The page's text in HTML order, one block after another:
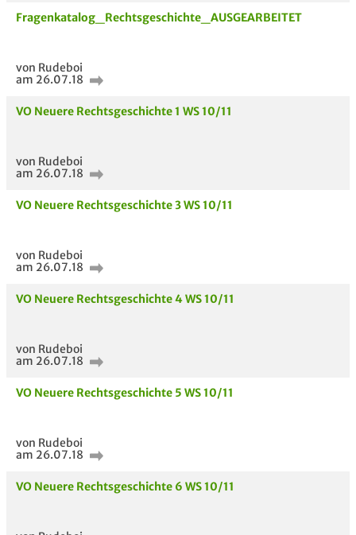
Fragenkatalog_Rechtsgeschichte_AUSGEARBEITET
von Rudeboi
am 26.07.18
VO Neuere Rechtsgeschichte 1 WS 10/11
von Rudeboi
am 26.07.18
VO Neuere Rechtsgeschichte 3 WS 10/11
von Rudeboi
am 26.07.18
VO Neuere Rechtsgeschichte 4 WS 10/11
von Rudeboi
am 26.07.18
VO Neuere Rechtsgeschichte 5 WS 10/11
von Rudeboi
am 26.07.18
VO Neuere Rechtsgeschichte 6 WS 10/11